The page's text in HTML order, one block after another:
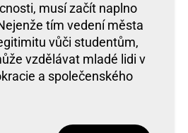
musí začít naplno
tím vedení města
vůči studentům,
vzdělávat mladé lidi v
a společenského